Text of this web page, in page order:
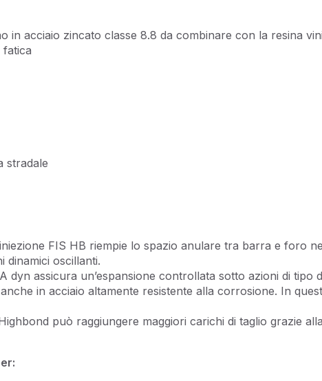
in acciaio zincato classe 8.8 da combinare con la resina
fatica
stradale
FIS HB riempie lo spazio anulare tra barra e foro
dinamici oscillanti.
dyn assicura un’espansione controllata sotto azioni di tipo
in acciaio altamente resistente alla corrosione. In
può raggiungere maggiori carichi di taglio grazie